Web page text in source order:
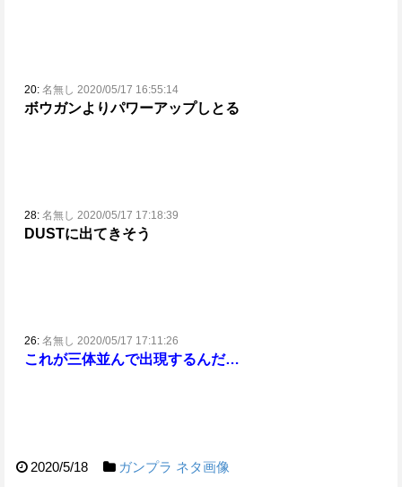
20: 名無し 2020/05/17 16:55:14
ボウガンよりパワーアップしとる
28: 名無し 2020/05/17 17:18:39
DUSTに出てきそう
26: 名無し 2020/05/17 17:11:26
これが三体並んで出現するんだ…
2020/5/18 ガンプラ ネタ画像